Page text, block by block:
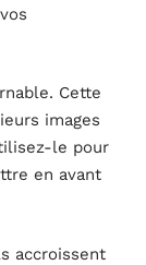
Cette
images
le pour
en avant
accroissent